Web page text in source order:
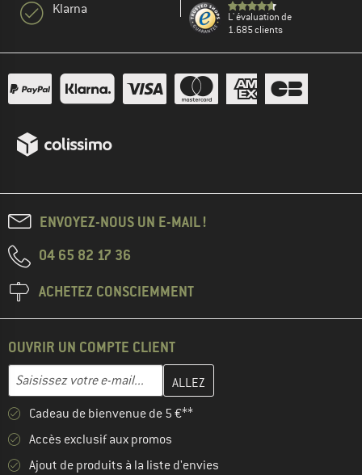
Klarna
L' évaluation de
1.685 clients
ENVOYEZ-NOUS UN E-MAIL !
04 65 82 17 36
ACHETEZ CONSCIEMMENT
OUVRIR UN COMPTE CLIENT
Adresse e-mail
Entrez votre adresse e-mail ici et créez votre compte client à la
Cadeau de bienvenue de 5 €**
Accès exclusif aux promos
Ajout de produits à la liste d'envies